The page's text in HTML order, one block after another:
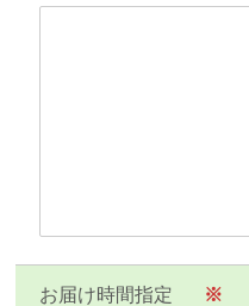
お届け時間指定 ※